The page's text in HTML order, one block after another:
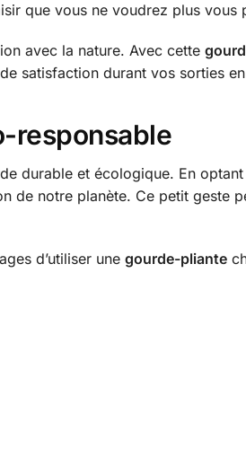
que vous ne voudrez plus vous
avec la nature. Avec cette
satisfaction durant vos sorties
responsable
durable et écologique. En
de notre planète. Ce petit geste
d’utiliser une gourde-pliante